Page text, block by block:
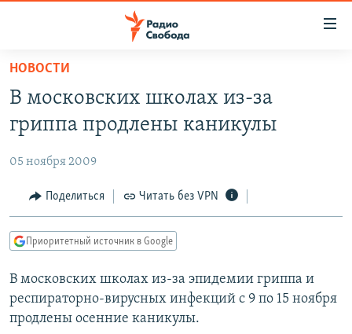
упрощенного
доступа
основному
Вернутся
главной
навигации
Вернутся
поиску
АВТОРСКИЕ ПРОЕКТЫ
ЦИТАТЫ СВОБОДЫ
МНЕНИЯ
IDEL.РЕАЛИИ
КАВКАЗ.РЕАЛИИ
СЕВЕР.РЕАЛИИ
НОВОСТИ
В московских школах из-за
гриппа продлены каникулы
05 ноября 2009
Поделиться Читать без VPN
Приоритетный источник в Google
В московских школах из-за эпидемии гриппа и
респираторно-вирусных инфекций с 9 по 15 ноября
продлены осенние каникулы.